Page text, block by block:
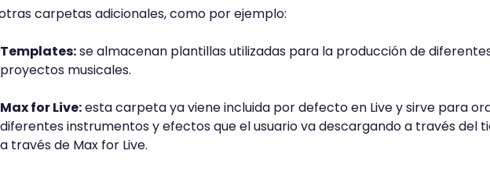
carpetas adicionales, como por ejemplo:
Templates:se almacenan plantillas utilizadas para la producción de
proyectos musicales.
Max for Live:esta carpeta ya viene incluida por defecto en Live y sirve para
diferentes instrumentos y efectos que el usuario va descargando a través del
a través de Max for Live.